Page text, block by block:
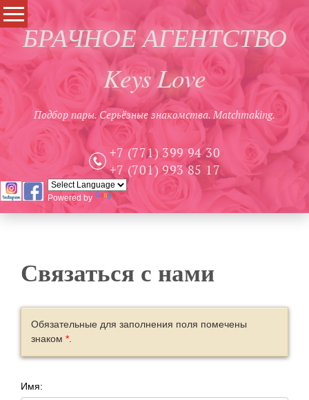
БРАЧНОЕ АГЕНТСТВО
Keys Love
Подбор пары. Серьёзные знакомства. Matchmaking.
+7 (771) 399 94 30
+7 (701) 993 85 17
Powered by
Связаться с нами
Обязательные для заполнения поля помечены
знаком *.
Имя: